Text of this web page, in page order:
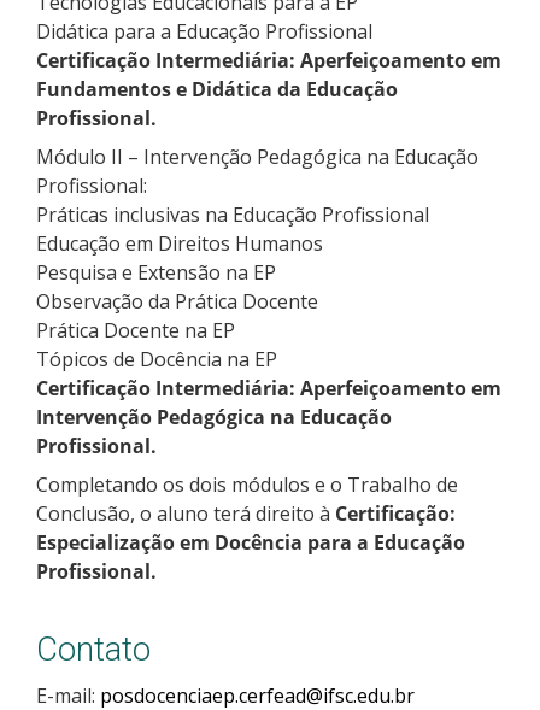
Didática para a Educação Profissional
Certificação Intermediária: Aperfeiçoamento em
Fundamentos e Didática da Educação
Profissional.
Módulo II – Intervenção Pedagógica na Educação
Profissional:
Práticas inclusivas na Educação Profissional
Educação em Direitos Humanos
Pesquisa e Extensão na EP
Observação da Prática Docente
Prática Docente na EP
Tópicos de Docência na EP
Certificação Intermediária: Aperfeiçoamento em
Intervenção Pedagógica na Educação
Profissional.
Completando os dois módulos e o Trabalho de
Conclusão, o aluno terá direito à Certificação:
Especialização em Docência para a Educação
Profissional.
Contato
E-mail: posdocenciaep.cerfead@ifsc.edu.br